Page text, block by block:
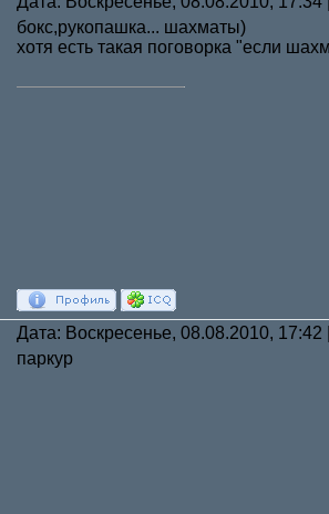
бокс,рукопашка... шахматы)
хотя есть такая поговорка "если
Дата: Воскресенье, 08.08.2010,
паркур